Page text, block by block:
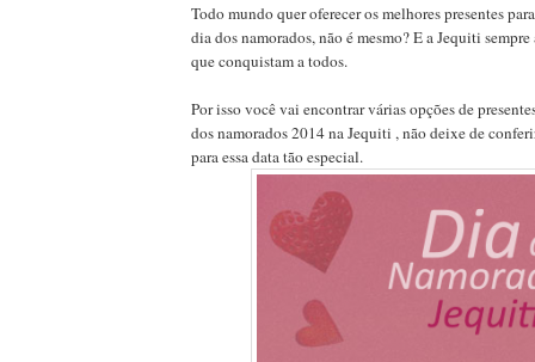
Todo mundo quer oferecer os melhores presentes
dia dos namorados, não é mesmo? E a Jequiti
que conquistam a todos.
Por isso você vai encontrar várias opções de
dos namorados 2014 na Jequiti , não deixe de
para essa data tão especial.